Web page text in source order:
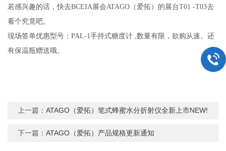
若感兴趣的话，快去BCEIA展会ATAGO（爱拓）的展台T01 -T03去
看个究竟吧。
现场签单优惠型号：PAL-1手持式糖度计 ,数量有限，欲购从速。还
有保温瓶赠送哦。
上一篇：ATAGO（爱拓）笔式蜂蜜水分折射仪全新上市NEW!
下一篇：ATAGO（爱拓）产品规格更新通知